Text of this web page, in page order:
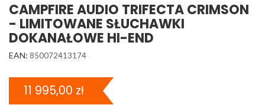
CAMPFIRE AUDIO TRIFECTA CRIMSON
- LIMITOWANE SŁUCHAWKI
DOKANAŁOWE HI-END
EAN: 850072413174
11 995,00 zł